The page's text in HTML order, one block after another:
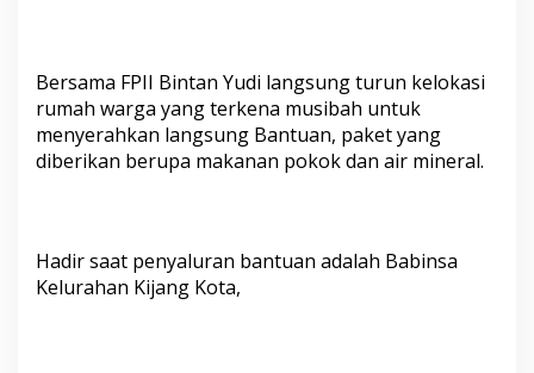
m
p
a
k
B
r
Bersama FPII Bintan Yudi langsung turun kelokasi
rumah warga yang terkena musibah untuk
menyerahkan langsung Bantuan, paket yang
diberikan berupa makanan pokok dan air mineral.
Hadir saat penyaluran bantuan adalah Babinsa
Kelurahan Kijang Kota,